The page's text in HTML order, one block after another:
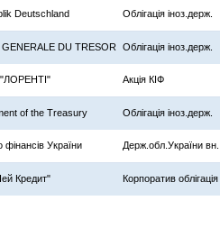
Deutschland Облігація іноз.держ.
DU TRESOR Облігація іноз.держ.
Акція КІФ
of the Treasury Облігація іноз.держ.
фінансів України Держ.обл.України вн.
Кредит" Корпоратив облігація